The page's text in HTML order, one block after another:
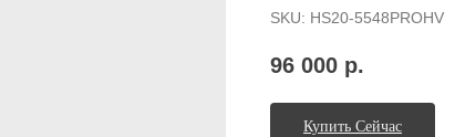
SKU: HS20-5548PROHV
96 000 р.
Купить Сейчас